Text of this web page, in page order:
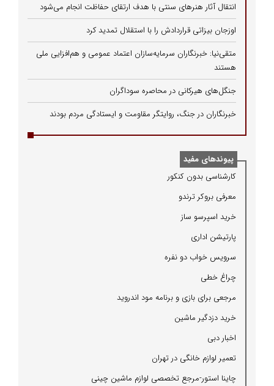
انتقال آثار هنرهای سنتی با هدف ارتقای حفاظت انجام می‌شود
اوزجان بیزاتی قراردادش را با استقلال تمدید کرد
متقی‌نیا: خبرنگاران سرمایه‌سازان اعتماد عمومی و هم‌افزایی ملی
هستند
جنگل‌های هیرکانی در محاصره سوداگران
خبرنگاران در جنگ، روایتگر مقاومت و ایستادگی مردم بودند
پیوندهای مفید
كارشناسی بدون كنكور
معرفی بروكر ترندو
خرید اسپرسو ساز
پارتیشن اداری
سرویس خواب دو نفره
چراغ خطی
مرجعی برای بازی و برنامه مود اندروید
خرید دزدگیر ماشین
اخبار دبی
تعمیر لوازم خانگی در تهران
چاینا استور-مرجع تخصصی لوازم ماشین چینی